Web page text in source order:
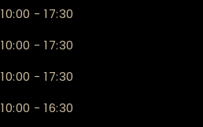
10:00 - 17:30
10:00 - 17:30
10:00 - 17:30
10:00 - 16:30